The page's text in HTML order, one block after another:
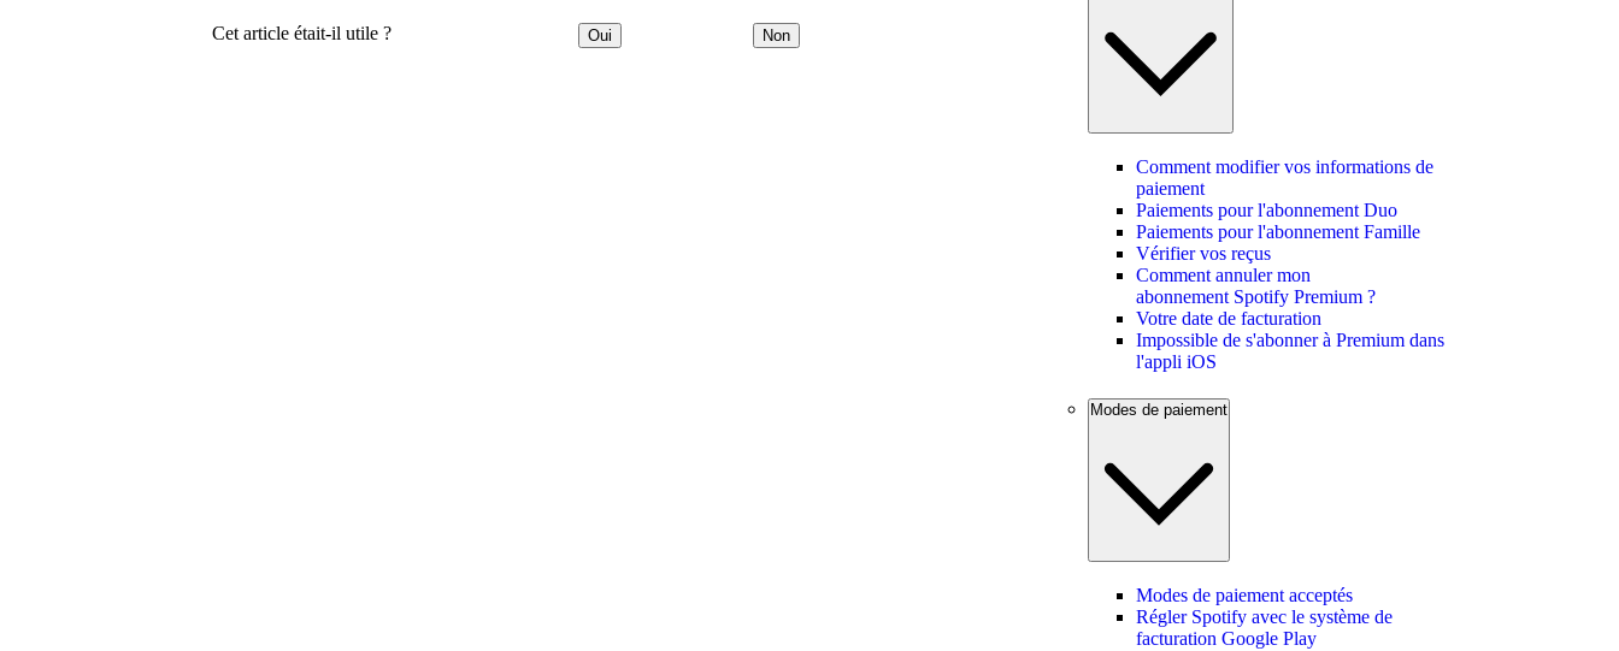
Cet article était-il utile ? Oui Non
Comment modifier vos informations de
paiement
Paiements pour l'abonnement Duo
Paiements pour l'abonnement Famille
Vérifier vos reçus
Comment annuler mon
abonnement Spotify Premium ?
Votre date de facturation
Impossible de s'abonner à Premium dans
l'appli iOS
Modes de paiement
Modes de paiement acceptés
Régler Spotify avec le système de
facturation Google Play